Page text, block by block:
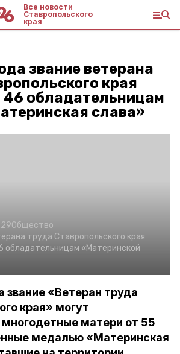
Все новости
Ставропольского
края
звание ветерана
края
46 обладательницам
слава»
Общество
труда Ставропольского края
обладательницам «Материнской
звание «Ветеран труда
края» могут
многодетные матери от 55
медалью «Материнская